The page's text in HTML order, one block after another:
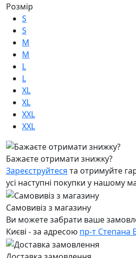
Розмір
S
S
M
M
L
L
XL
XL
XXL
XXL
Бажаєте отримати знижку?
Зареєструйтеся та отримуйте
усі наступні покупки у нашому
Самовивіз з магазину
Ви можете забрати ваше
Києві - за адресою пр-т Степана